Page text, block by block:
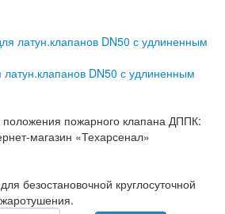
DN50 с удлиненным
безостановочной круглосуточной